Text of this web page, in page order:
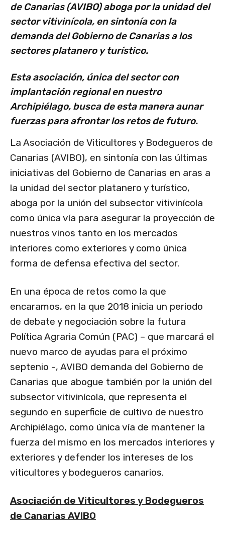
de Canarias (AVIBO) aboga por la unidad del
sector vitivinícola, en sintonía con la
demanda del Gobierno de Canarias a los
sectores platanero y turístico.
Esta asociación, única del sector con
implantación regional en nuestro
Archipiélago, busca de esta manera aunar
fuerzas para afrontar los retos de futuro.
La Asociación de Viticultores y Bodegueros de
Canarias (AVIBO), en sintonía con las últimas
iniciativas del Gobierno de Canarias en aras a
la unidad del sector platanero y turístico,
aboga por la unión del subsector vitivinícola
como única vía para asegurar la proyección de
nuestros vinos tanto en los mercados
interiores como exteriores y como única
forma de defensa efectiva del sector.
En una época de retos como la que
encaramos, en la que 2018 inicia un periodo
de debate y negociación sobre la futura
Política Agraria Común (PAC) – que marcará el
nuevo marco de ayudas para el próximo
septenio -, AVIBO demanda del Gobierno de
Canarias que abogue también por la unión del
subsector vitivinícola, que representa el
segundo en superficie de cultivo de nuestro
Archipiélago, como única vía de mantener la
fuerza del mismo en los mercados interiores y
exteriores y defender los intereses de los
viticultores y bodegueros canarios.
Asociación de Viticultores y Bodegueros
de Canarias AVIBO